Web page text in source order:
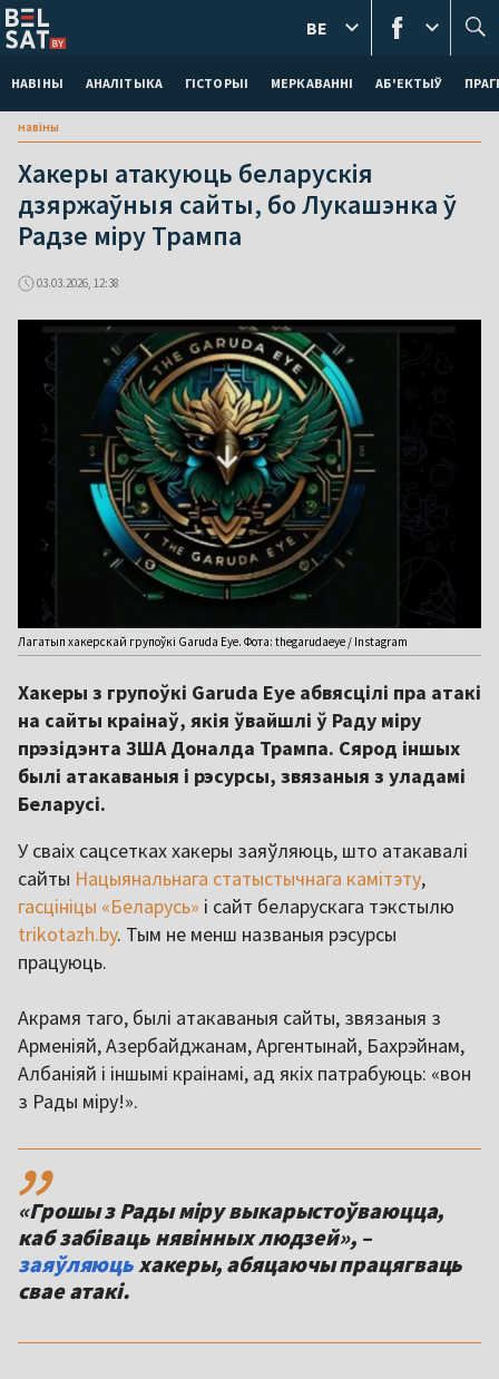
НАВІНЫ АНАЛІТЫКА ГІСТОРЫІ МЕРКАВАННI АБ'ЕКТЫЎ
BE
навіны
Хакеры атакуюць беларускія
дзяржаўныя сайты, бо Лукашэнка ў
Радзе міру Трампа
03.03.2026, 12:38
Лагатып хакерскай групоўкі Garuda Eye. Фота: thegarudaeye / Instagram
Хакеры з групоўкі Garuda Eye абвясцілі пра атакі
на сайты краінаў, якія ўвайшлі ў Раду міру
прэзідэнта ЗША Доналда Трампа. Сярод іншых
былі атакаваныя і рэсурсы, звязаныя з уладамі
Беларусі.
У сваіх сацсетках хакеры заяўляюць, што атакавалі
сайты Нацыянальнага статыстычнага камітэту,
гасцініцы «Беларусь» і сайт беларускага тэкстылю
trikotazh.by. Тым не менш названыя рэсурсы
працуюць.
Акрамя таго, былі атакаваныя сайты, звязаныя з
Арменіяй, Азербайджанам, Аргентынай, Бахрэйнам,
Албаніяй і іншымі краінамі, ад якіх патрабуюць: «вон
з Рады міру!».
,,
«Грошы з Рады міру выкарыстоўваюцца,
каб забіваць нявінных людзей», –
заяўляюцьхакеры, абяцаючы працягваць
свае атакі.